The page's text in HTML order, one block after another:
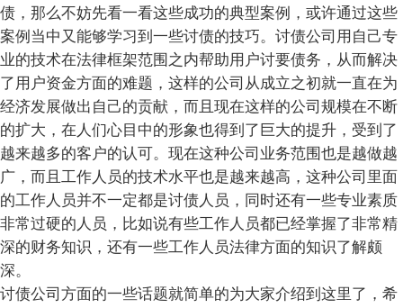
债，那么不妨先看一看这些成功的典型案例，或许通过这些
案例当中又能够学习到一些讨债的技巧。讨债公司用自己专
业的技术在法律框架范围之内帮助用户讨要债务，从而解决
了用户资金方面的难题，这样的公司从成立之初就一直在为
经济发展做出自己的贡献，而且现在这样的公司规模在不断
的扩大，在人们心目中的形象也得到了巨大的提升，受到了
越来越多的客户的认可。现在这种公司业务范围也是越做越
广，而且工作人员的技术水平也是越来越高，这种公司里面
的工作人员并不一定都是讨债人员，同时还有一些专业素质
非常过硬的人员，比如说有些工作人员都已经掌握了非常精
深的财务知识，还有一些工作人员法律方面的知识了解颇
深。
讨债公司方面的一些话题就简单的为大家介绍到这里了，希